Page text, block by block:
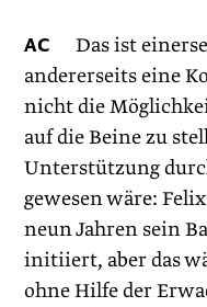
AC Das ist
andererseits eine
nicht die
auf die Beine zu
Unterstützung
gewesen wäre:
neun Jahren sein
initiiert, aber das
ohne Hilfe der